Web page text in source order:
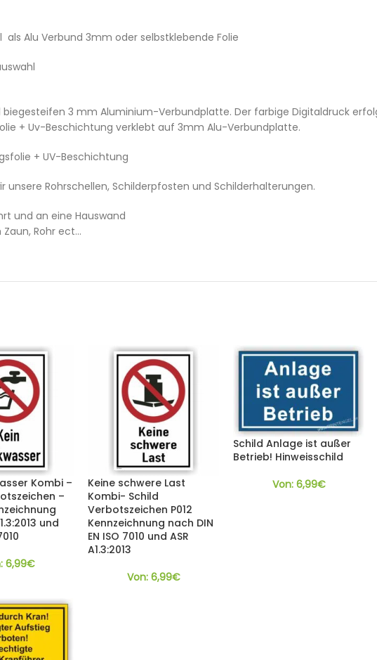
Alu Verbund 3mm oder selbstklebende Folie
3 mm Aluminium-Verbundplatte. Der farbige Digitaldruck
+ Uv-Beschichtung verklebt auf 3mm Alu-Verbundplatte.
+ UV-Beschichtung
unsere Rohrschellen, Schilderpfosten und Schilderhalterungen.
und an eine Hauswand
Rohr ect…
Kombi –
–
und
6,99€
Keine schwere Last
Kombi- Schild
Verbotszeichen P012
Kennzeichnung nach DIN
EN ISO 7010 und ASR
A1.3:2013
Von: 6,99€
Schild Anlage ist außer
Betrieb! Hinweisschild
Von: 6,99€